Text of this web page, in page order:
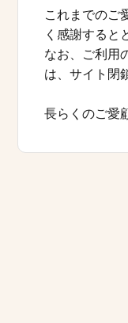
これまでのご
く感謝すると
なお、ご利用
は、サイト閉
長らくのご愛